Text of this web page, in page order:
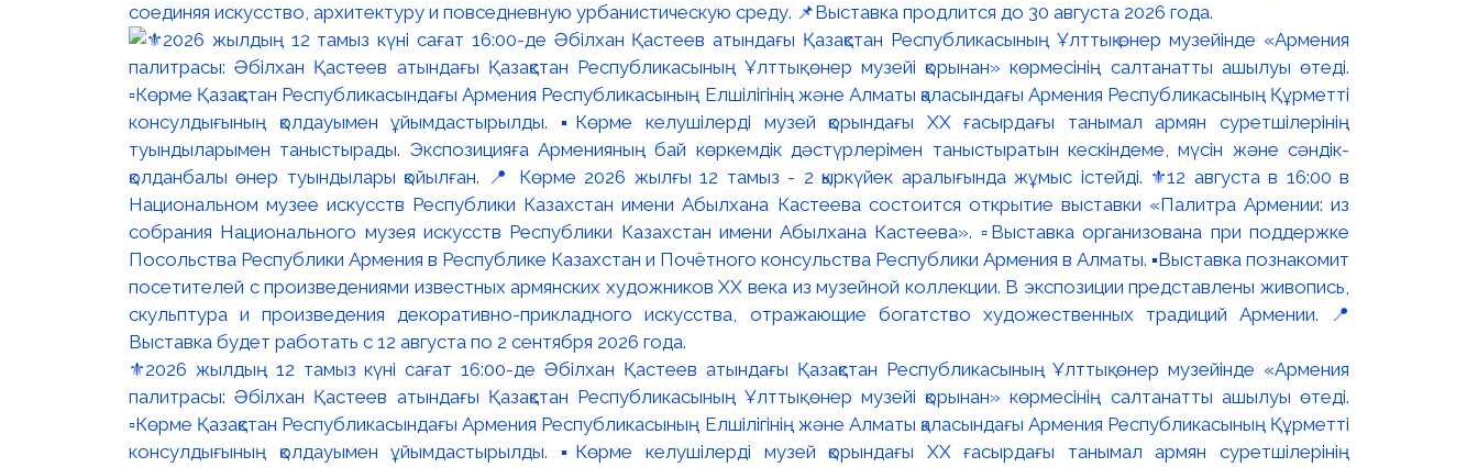
соединяя искусство, архитектуру и повседневную урбанистическую среду. 📌Выставка продлится до 30 августа 2026 года.
⚜️2026 жылдың 12 тамыз күні сағат 16:00-де Әбілхан Қастеев атындағы Қазақстан Республикасының Ұлттық өнер музейінде «Армения
палитрасы: Әбілхан Қастеев атындағы Қазақстан Республикасының Ұлттық өнер музейі қорынан» көрмесінің салтанатты ашылуы өтеді.
▫️Көрме Қазақстан Республикасындағы Армения Республикасының Елшілігінің және Алматы қаласындағы Армения Республикасының Құрметті
консулдығының қолдауымен ұйымдастырылды. ▪️Көрме келушілерді музей қорындағы ХХ ғасырдағы танымал армян суретшілерінің